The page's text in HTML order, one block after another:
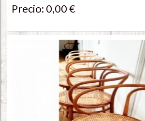
Precio: 0,00 €